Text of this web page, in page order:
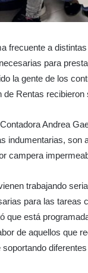
frecuente a
para
la gente de los
Rentas
Andrea
indumentarias, son
campera
trabajando
para las tareas
que está
de aquellos que